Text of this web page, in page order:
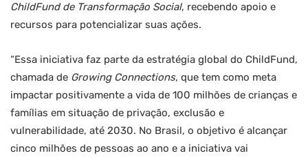
ChildFund de Transformação Social, recebendo apoio e
recursos para potencializar suas ações.
“Essa iniciativa faz parte da estratégia global do ChildFund,
chamada de Growing Connections, que tem como meta
impactar positivamente a vida de 100 milhões de crianças e
famílias em situação de privação, exclusão e
vulnerabilidade, até 2030. No Brasil, o objetivo é alcançar
cinco milhões de pessoas ao ano e a iniciativa vai